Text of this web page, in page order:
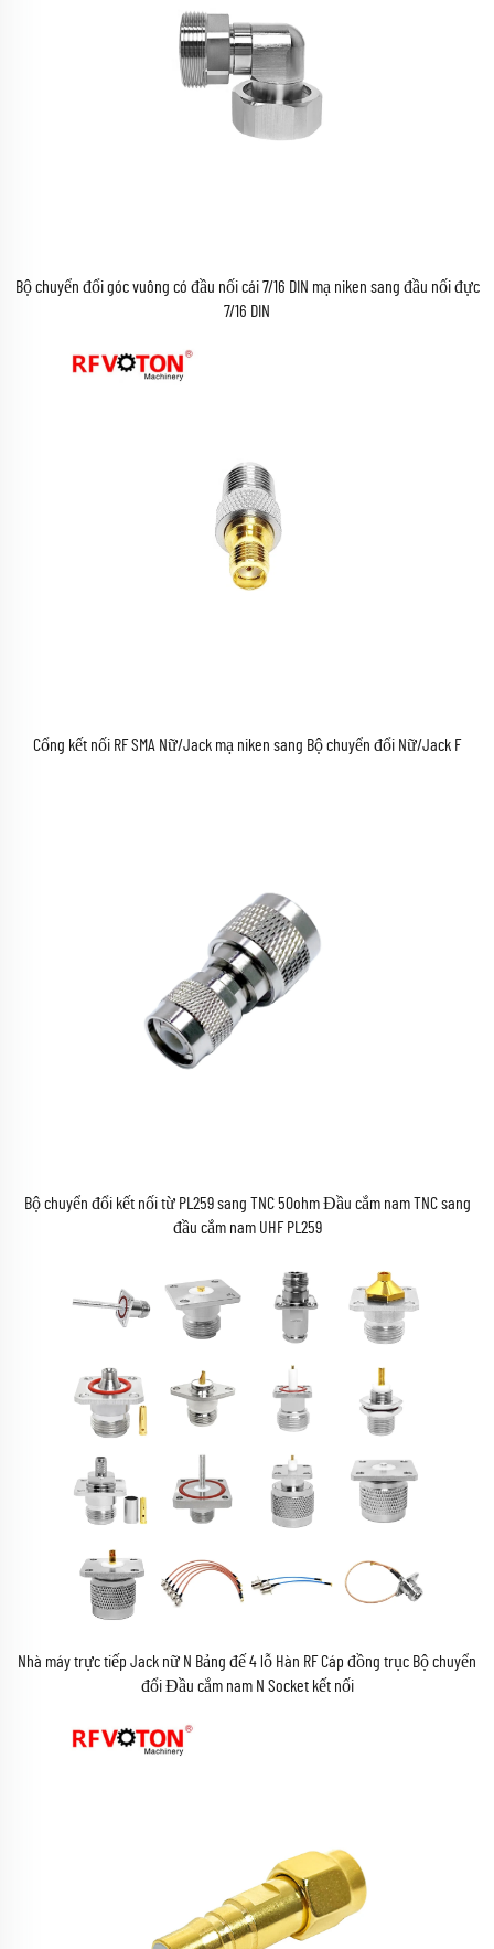
Bộ chuyển đổi góc vuông có đầu nối cái 7/16 DIN mạ niken sang đầu nối đực
7/16 DIN
Cổng kết nối RF SMA Nữ/Jack mạ niken sang Bộ chuyển đổi Nữ/Jack F
Bộ chuyển đổi kết nối từ PL259 sang TNC 50ohm Đầu cắm nam TNC sang
đầu cắm nam UHF PL259
Nhà máy trực tiếp Jack nữ N Bảng đế 4 lỗ Hàn RF Cáp đồng trục Bộ chuyển
đổi Đầu cắm nam N Socket kết nối